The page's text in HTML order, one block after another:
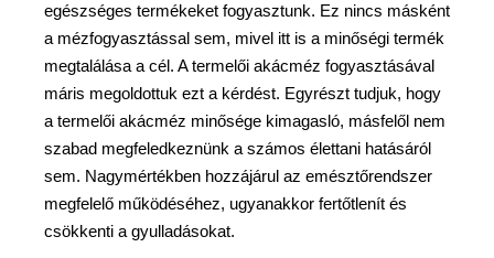
egészséges termékeket fogyasztunk. Ez nincs másként
a mézfogyasztással sem, mivel itt is a minőségi termék
megtalálása a cél. A termelői akácméz fogyasztásával
máris megoldottuk ezt a kérdést. Egyrészt tudjuk, hogy
a termelői akácméz minősége kimagasló, másfelől nem
szabad megfeledkeznünk a számos élettani hatásáról
sem. Nagymértékben hozzájárul az emésztőrendszer
megfelelő működéséhez, ugyanakkor fertőtlenít és
csökkenti a gyulladásokat.